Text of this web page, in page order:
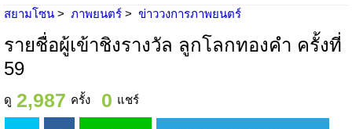
สยามโซน ภาพยนตร์ ข่าววงการภาพยนตร์
รายชื่อผู้เข้าชิงรางวัล ลูกโลกทองคำ ครั้งที่
59
ดู 2,987 ครั้ง 0 แชร์